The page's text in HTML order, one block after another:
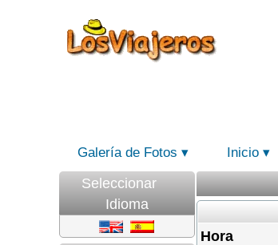
Galería de Fotos Inicio
Seleccionar
Idioma
Hora